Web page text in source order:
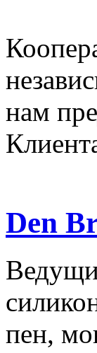
нам
Den
пен,